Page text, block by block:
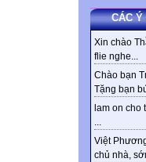
CÁC Ý
Xin chào
flie nghe...
Chào bạn
Tặng bạn
lam on cho
...
Việt
chủ nhà,